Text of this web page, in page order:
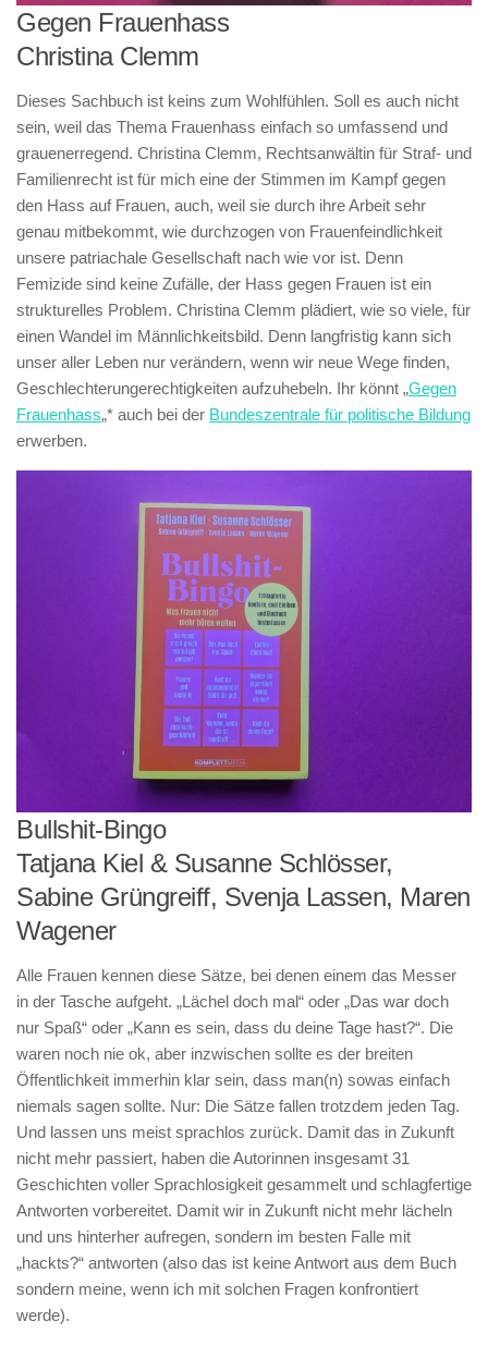
Gegen Frauenhass
Christina Clemm
Dieses Sachbuch ist keins zum Wohlfühlen. Soll es auch nicht
sein, weil das Thema Frauenhass einfach so umfassend und
grauenerregend. Christina Clemm, Rechtsanwältin für Straf- und
Familienrecht ist für mich eine der Stimmen im Kampf gegen
den Hass auf Frauen, auch, weil sie durch ihre Arbeit sehr
genau mitbekommt, wie durchzogen von Frauenfeindlichkeit
unsere patriachale Gesellschaft nach wie vor ist. Denn
Femizide sind keine Zufälle, der Hass gegen Frauen ist ein
strukturelles Problem. Christina Clemm plädiert, wie so viele, für
einen Wandel im Männlichkeitsbild. Denn langfristig kann sich
unser aller Leben nur verändern, wenn wir neue Wege finden,
Geschlechterungerechtigkeiten aufzuhebeln. Ihr könnt „Gegen
Frauenhass„* auch bei der Bundeszentrale für politische Bildung
erwerben.
Bullshit-Bingo
Tatjana Kiel & Susanne Schlösser,
Sabine Grüngreiff, Svenja Lassen, Maren
Wagener
Alle Frauen kennen diese Sätze, bei denen einem das Messer
in der Tasche aufgeht. „Lächel doch mal“ oder „Das war doch
nur Spaß“ oder „Kann es sein, dass du deine Tage hast?“. Die
waren noch nie ok, aber inzwischen sollte es der breiten
Öffentlichkeit immerhin klar sein, dass man(n) sowas einfach
niemals sagen sollte. Nur: Die Sätze fallen trotzdem jeden Tag.
Und lassen uns meist sprachlos zurück. Damit das in Zukunft
nicht mehr passiert, haben die Autorinnen insgesamt 31
Geschichten voller Sprachlosigkeit gesammelt und schlagfertige
Antworten vorbereitet. Damit wir in Zukunft nicht mehr lächeln
und uns hinterher aufregen, sondern im besten Falle mit
„hackts?“ antworten (also das ist keine Antwort aus dem Buch
sondern meine, wenn ich mit solchen Fragen konfrontiert
werde).